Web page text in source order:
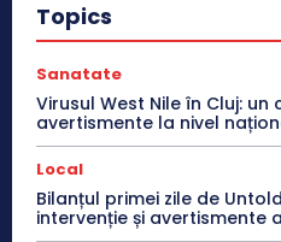
Topics
Sanatate
Virusul West Nile în Cluj:
avertismente la nivel
Local
Bilanțul primei zile de
intervenție și avertismente